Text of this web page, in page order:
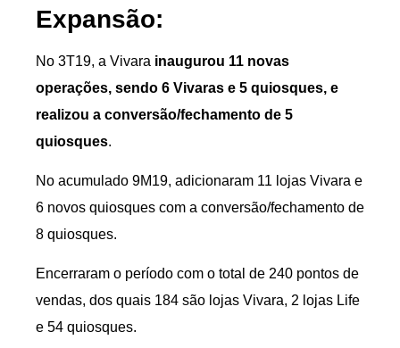
Expansão:
No 3T19, a Vivara inaugurou 11 novas
operações, sendo 6 Vivaras e 5 quiosques, e
realizou a conversão/fechamento de 5
quiosques.
No acumulado 9M19, adicionaram 11 lojas Vivara e
6 novos quiosques com a conversão/fechamento de
8 quiosques.
Encerraram o período com o total de 240 pontos de
vendas, dos quais 184 são lojas Vivara, 2 lojas Life
e 54 quiosques.